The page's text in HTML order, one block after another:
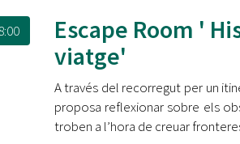
Escape Room '
viatge'
A través del recorregut per un
proposa reflexionar sobre els
troben a l’hora de creuar